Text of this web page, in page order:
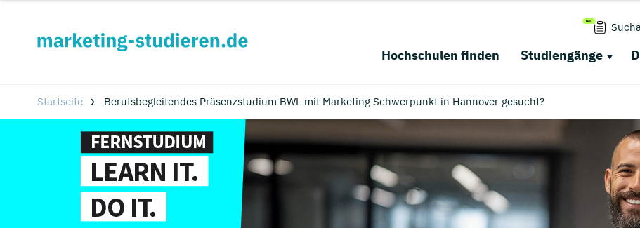
Hochschulen finden Studiengänge
Startseite Berufsbegleitendes Präsenzstudium BWL mit Marketing Schwerpunkt in Hannover gesucht?